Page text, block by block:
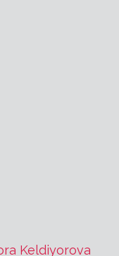
Keldiyorova